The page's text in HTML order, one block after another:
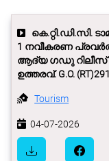
കെ.റ്റി.ഡി.സി.
1 നവീകരണ
ആദ്യ ഗഡു റിലീസ്
ഉത്തരവ്. G.O.
Tourism
04-07-2026